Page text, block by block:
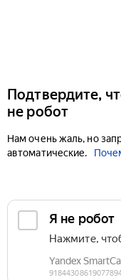
Подтвердите,
не робот
Нам очень жаль, но
автоматические.